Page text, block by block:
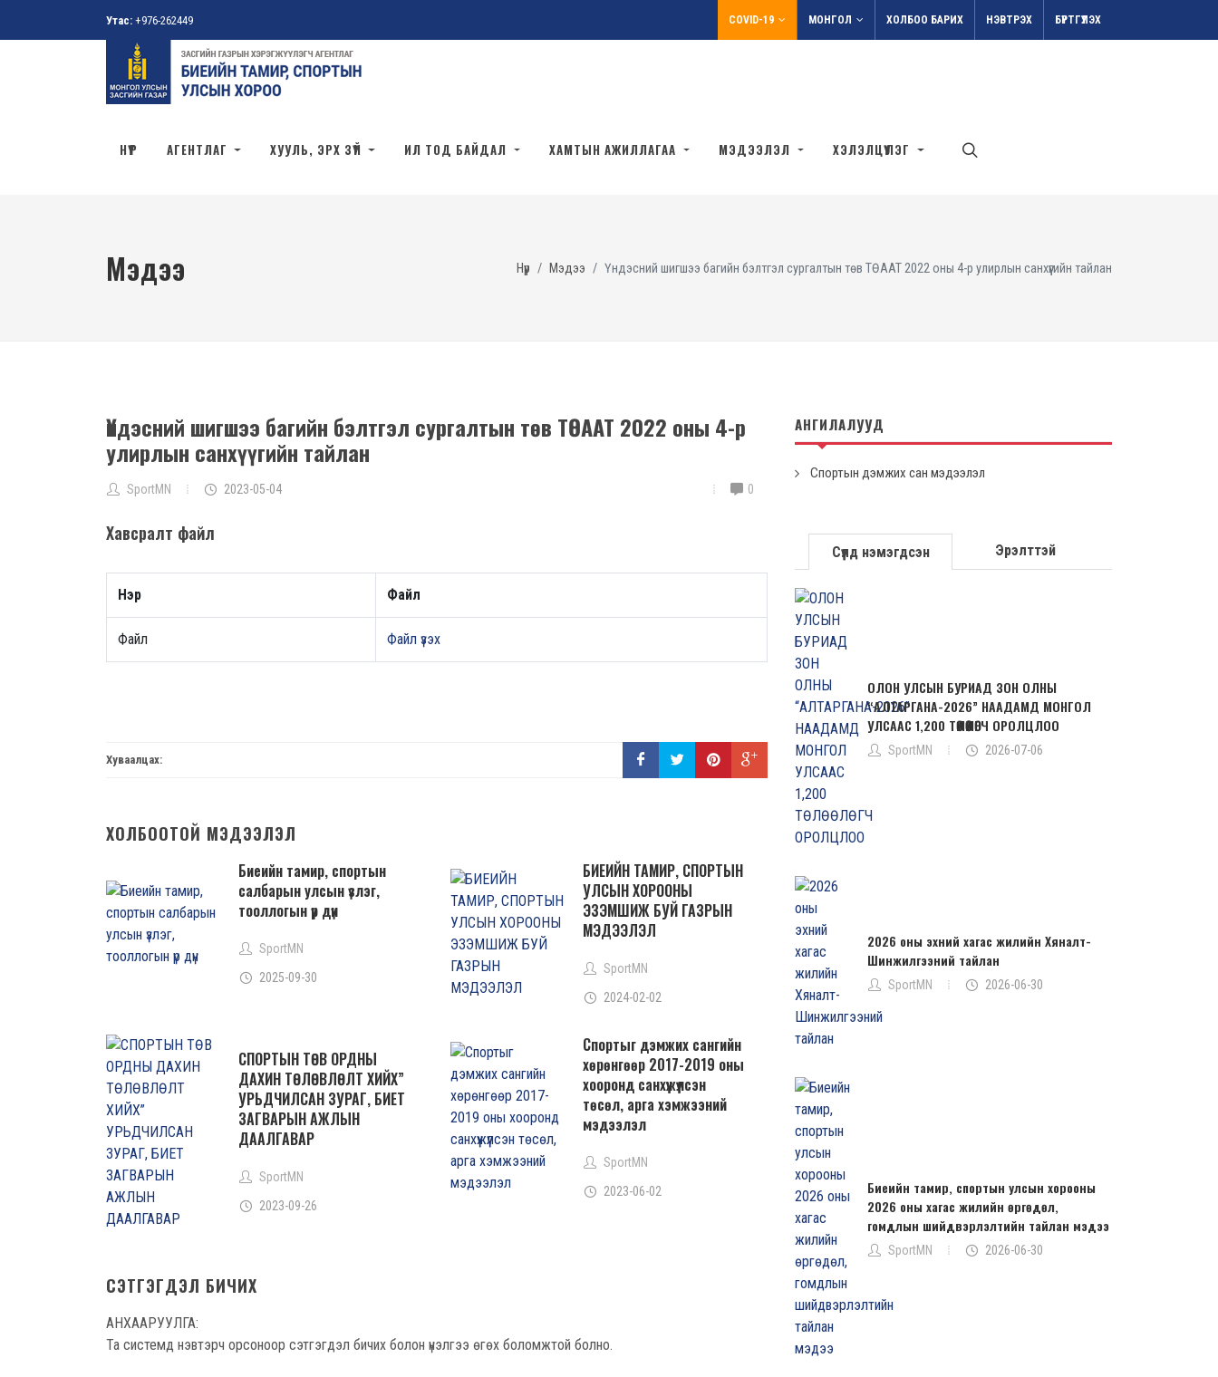
Утас: +976-262449 COVID-19 МОНГОЛ ХОЛБОО БАРИХ НЭВТРЭХ БҮРТГҮҮЛЭХ
НҮҮР АГЕНТЛАГ ХУУЛЬ, ЭРХ ЗҮЙ ИЛ ТОД БАЙДАЛ ХАМТЫН АЖИЛЛАГАА МЭДЭЭЛЭЛ ХЭЛЭЛЦҮҮЛЭГ
Мэдээ Нүүр Мэдээ Үндэсний шигшээ багийн бэлтгэл сургалтын төв ТӨААТ 2022 оны 4-р улирлын санхүүгийн тайлан
Үндэсний шигшээ багийн бэлтгэл сургалтын төв ТӨААТ 2022 оны 4-р
улирлын санхүүгийн тайлан
SportMN 2023-05-04 0
Хавсралт файл
Нэр Файл
Файл Файл үзэх
Хуваалцах:
ХОЛБООТОЙ МЭДЭЭЛЭЛ
Биеийн тамир, спортын
салбарын улсын үзлэг,
тооллогын үр дүн
SportMN
2025-09-30
БИЕИЙН ТАМИР, СПОРТЫН
УЛСЫН ХОРООНЫ
ЭЗЭМШИЖ БУЙ ГАЗРЫН
МЭДЭЭЛЭЛ
SportMN
2024-02-02
СПОРТЫН ТӨВ ОРДНЫ
ДАХИН ТӨЛӨВЛӨЛТ ХИЙХ”
УРЬДЧИЛСАН ЗУРАГ, БИЕТ
ЗАГВАРЫН АЖЛЫН
ДААЛГАВАР
SportMN
2023-09-26
Спортыг дэмжих сангийн
хөрөнгөөр 2017-2019 оны
хооронд санхүүжүүлсэн
төсөл, арга хэмжээний
мэдээлэл
SportMN
2023-06-02
СЭТГЭГДЭЛ БИЧИХ
АНХААРУУЛГА:
Та системд нэвтэрч орсоноор сэтгэгдэл бичих болон үнэлгээ өгөх боломжтой болно.
АНГИЛАЛУУД
Спортын дэмжих сан мэдээлэл
Сүүлд нэмэгдсэн Эрэлттэй
ОЛОН УЛСЫН БУРИАД ЗОН ОЛНЫ
“АЛТАРГАНА-2026” НААДАМД МОНГОЛ
УЛСААС 1,200 ТӨЛӨӨЛӨГЧ ОРОЛЦЛОО
SportMN 2026-07-06
2026 оны эхний хагас жилийн Хяналт-
Шинжилгээний тайлан
SportMN 2026-06-30
Биеийн тамир, спортын улсын хорооны
2026 оны хагас жилийн өргөдөл,
гомдлын шийдвэрлэлтийн тайлан мэдээ
SportMN 2026-06-30